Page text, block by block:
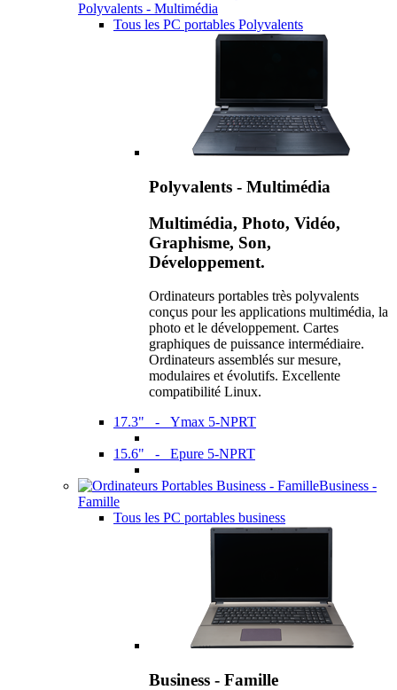
Polyvalents - Multimédia
Tous les PC portables Polyvalents
Polyvalents - Multimédia
Multimédia, Photo, Vidéo,
Graphisme, Son,
Développement.
Ordinateurs portables très polyvalents
conçus pour les applications multimédia, la
photo et le développement. Cartes
graphiques de puissance intermédiaire.
Ordinateurs assemblés sur mesure,
modulaires et évolutifs. Excellente
compatibilité Linux.
17.3" - Ymax 5-NPRT
15.6" - Epure 5-NPRT
Business -
Famille
Tous les PC portables business
Business - Famille